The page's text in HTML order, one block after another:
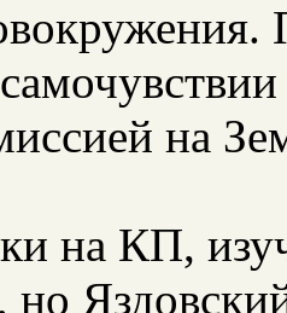
на
на КП,
но